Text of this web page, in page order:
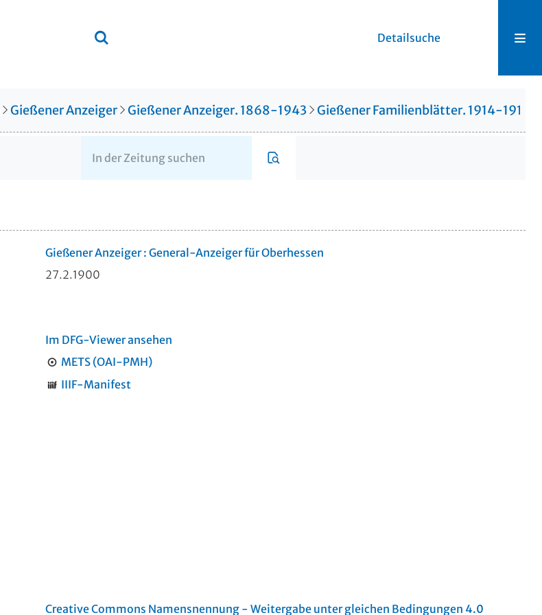
Detailsuche
Gießener Anzeiger Gießener Anzeiger. 1868-1943 Gießener Familienblätter. 1914-1914
Gießener Anzeiger : General-Anzeiger für Oberhessen
27.2.1900
Im DFG-Viewer ansehen
METS (OAI-PMH)
IIIF-Manifest
Creative Commons Namensnennung - Weitergabe unter gleichen Bedingungen 4.0